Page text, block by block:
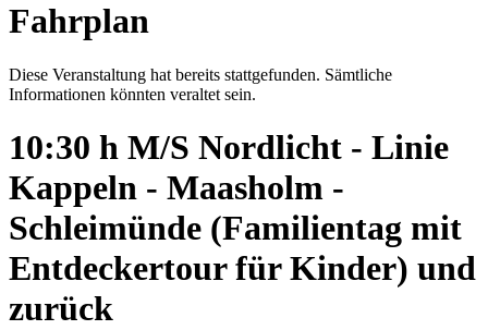
Fahrplan
Diese Veranstaltung hat bereits stattgefunden. Sämtliche
Informationen könnten veraltet sein.
10:30 h M/S Nordlicht - Linie
Kappeln - Maasholm -
Schleimünde (Familientag mit
Entdeckertour für Kinder) und
zurück